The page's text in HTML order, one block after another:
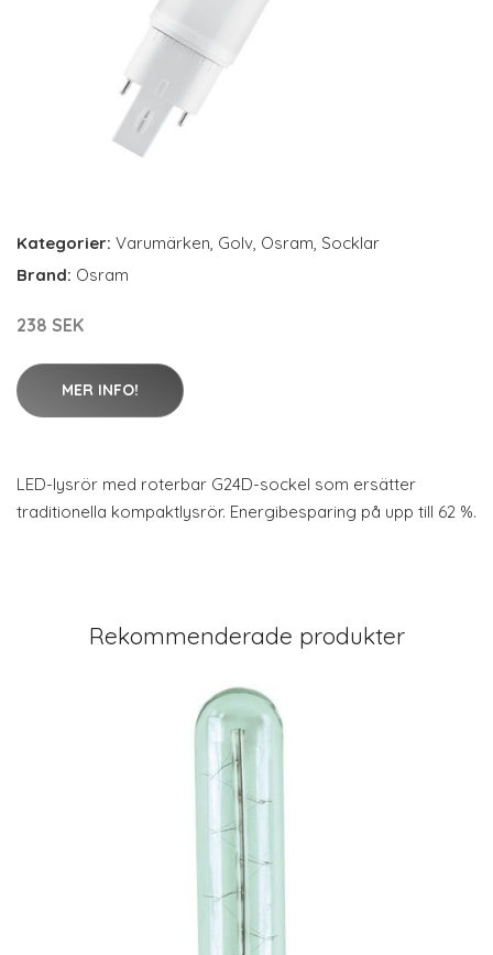
Kategorier: Varumärken, Golv, Osram, Socklar
Brand: Osram
238 SEK
MER INFO!
LED-lysrör med roterbar G24D-sockel som ersätter
traditionella kompaktlysrör. Energibesparing på upp till 62 %.
Rekommenderade produkter